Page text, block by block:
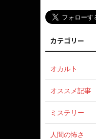
カテゴリー
オカルト
オススメ記事
ミステリー
人間の怖さ